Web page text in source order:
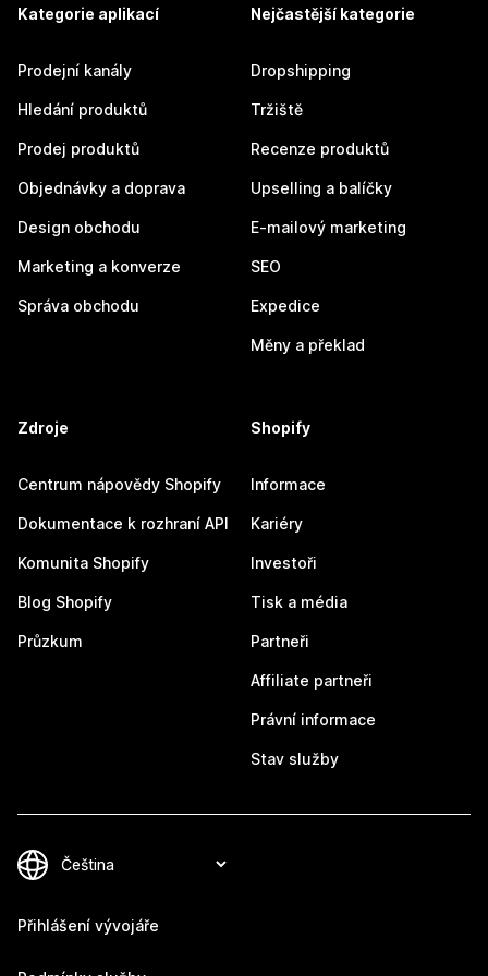
Kategorie aplikací
Prodejní kanály
Hledání produktů
Prodej produktů
Objednávky a doprava
Design obchodu
Marketing a konverze
Správa obchodu
Nejčastější kategorie
Dropshipping
Tržiště
Recenze produktů
Upselling a balíčky
E-mailový marketing
SEO
Expedice
Měny a překlad
Zdroje
Centrum nápovědy Shopify
Dokumentace k rozhraní API
Komunita Shopify
Blog Shopify
Průzkum
Shopify
Informace
Kariéry
Investoři
Tisk a média
Partneři
Affiliate partneři
Právní informace
Stav služby
Přihlášení vývojáře